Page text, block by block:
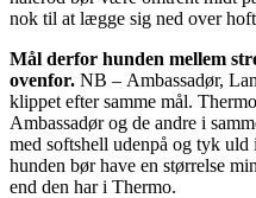
nok til at lægge sig ned over
Mål derfor hunden mellem
ovenfor. NB – Ambassadør,
klippet efter samme mål.
Ambassadør og de andre i
med softshell udenpå og tyk
hunden bør have en størrelse
end den har i Thermo.